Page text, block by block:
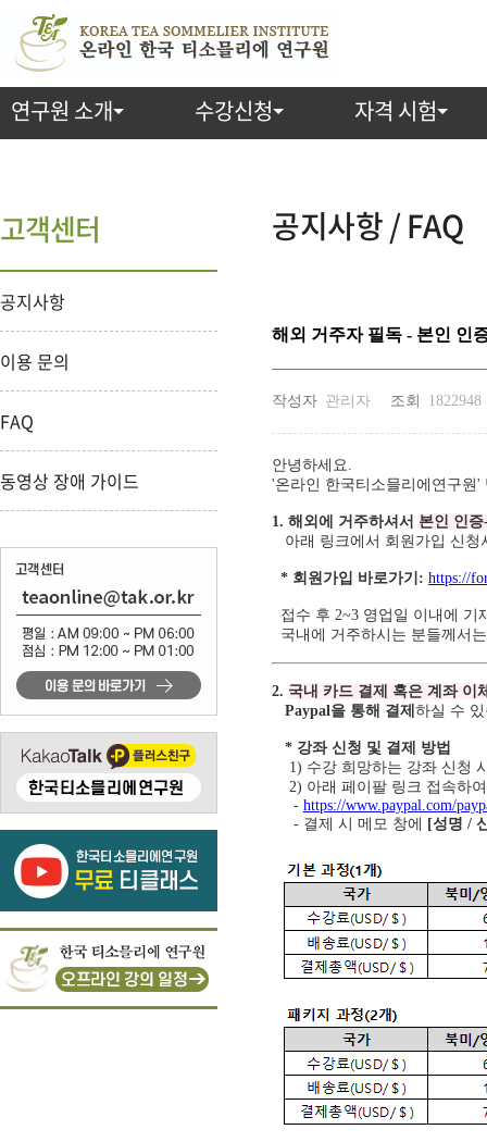
연구원 소개 수강신청 자격 시험
공지사항 / FAQ
해외 거주자 필독 - 본인 인
작성자 관리자 조회 1822948
안녕하세요.
'온라인 한국티소믈리에연구원'
1. 해외에 거주하셔서 본인 인
아래 링크에서 회원가입 신청
* 회원가입 바로가기: https://
접수 후 2~3 영업일 이내에
국내에 거주하시는 분들께서
2. 국내 카드 결제 혹은 계좌 이
Paypal을 통해 결제 하실 수
* 강좌 신청 및 결제 방법
1) 수강 희망하는 강좌 신청
2) 아래 페이팔 링크 접속하여
- https://www.paypal.com/
- 결제 시 메모 창에
[성명 /
고객센터
공지사항
이용 문의
FAQ
동영상 장애 가이드